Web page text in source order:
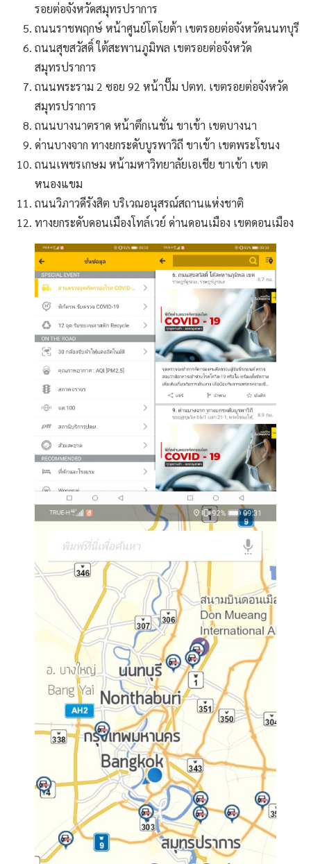
รอยต่อจังหวัดสมุทรปราการ
ถนนราชพฤกษ์ หน้าศูนย์โตโยต้า เขตรอยต่อจังหวัดนนทบุรี
ถนนสุขสวัสดิ์ ใต้สะพานภูมิพล เขตรอยต่อจังหวัด
สมุทรปราการ
ถนนพระราม 2 ซอย 92 หน้าปั๊ม ปตท. เขตรอยต่อจังหวัด
สมุทรปราการ
ถนนบางนาตราด หน้าตึกเนชั่น ขาเข้า เขตบางนา
ด่านบางจาก ทางยกระดับบูรพาวิถี ขาเข้า เขตพระโขนง
ถนนเพชรเกษม หน้ามหาวิทยาลัยเอเชีย ขาเข้า เขต
หนองแขม
ถนนวิภาวดีรังสิต บริเวณอนุสรณ์สถานแห่งชาติ
ทางยกระดับดอนเมืองโทล์เวย์ ด่านดอนเมือง เขตดอนเมือง